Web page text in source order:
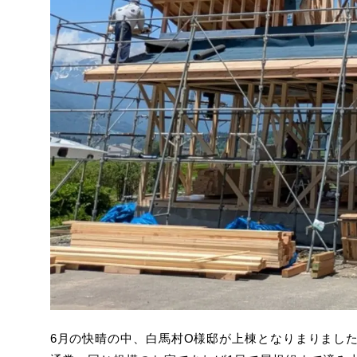
6月の快晴の中、白馬村O様邸が上棟となりまりまし